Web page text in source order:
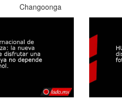
Changoonga